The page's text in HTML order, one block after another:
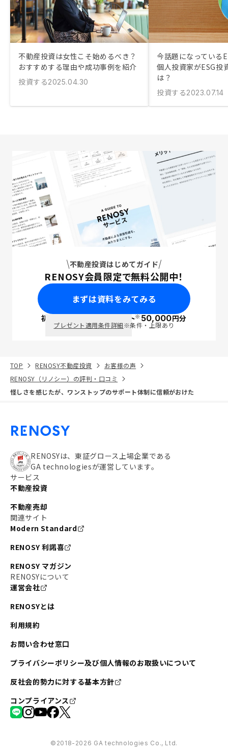
不動産投資は女性こそ始めるべき？
おすすめする理由や成功事例を紹介
投資する2025.04.30
今話題になっている
個人投資家がESG投
は？
投資する2023.07.14
不動産投資はじめてガイド
RENOSY会員限定で無料公開中！
まずは資料をみてみる
初回面談で ポイント※50,000円分
プレゼント適用条件詳細※条件・上限あり
TOP RENOSY不動産投資
お客様の声
RENOSY（リノシー）の評判・口コミ
怪しさを感じたが、ワンストップのサポート体制に信頼がおけた
RENOSYは、東証グロース上場企業である
GA technologiesが運営しています。
サービス
不動産投資
不動産売却
関連サイト
Modern Standard
RENOSY 利諾喜
RENOSY マガジン
RENOSYについて
運営会社
RENOSYとは
利用規約
お問い合わせ窓口
プライバシーポリシー及び個人情報のお取扱いについて
反社会的勢力に対する基本方針
コンプライアンス
©︎2018-2026 GA technologies Co., Ltd.